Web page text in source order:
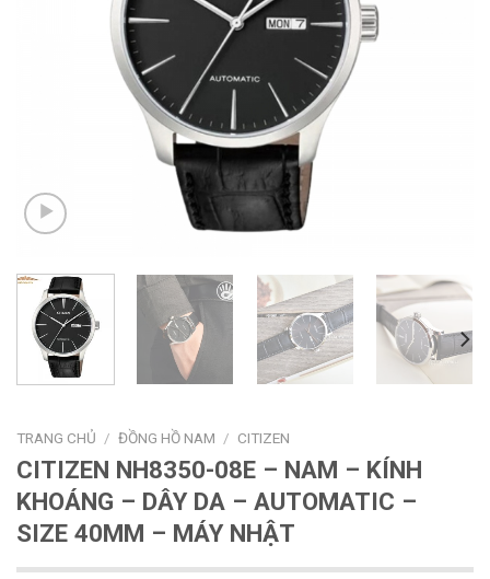
TRANG CHỦ / ĐỒNG HỒ NAM / CITIZEN
CITIZEN NH8350-08E – NAM – KÍNH
KHOÁNG – DÂY DA – AUTOMATIC –
SIZE 40MM – MÁY NHẬT